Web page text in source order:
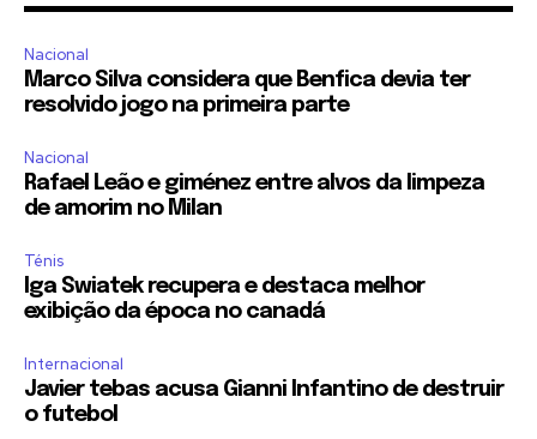
Nacional
Marco Silva considera que Benfica devia ter
resolvido jogo na primeira parte
Nacional
Rafael Leão e giménez entre alvos da limpeza
de amorim no Milan
Ténis
Iga Swiatek recupera e destaca melhor
exibição da época no canadá
Internacional
Javier tebas acusa Gianni Infantino de destruir
o futebol